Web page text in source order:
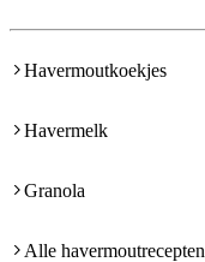
Havermoutkoekjes
Havermelk
Granola
Alle havermoutrecepten